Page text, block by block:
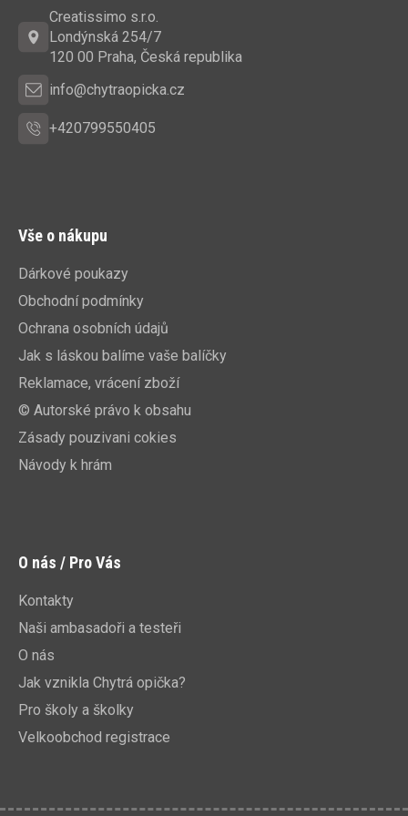
Creatissimo s.r.o.
Londýnská 254/7
120 00 Praha, Česká republika
info@chytraopicka.cz
+420799550405
Vše o nákupu
Dárkové poukazy
Obchodní podmínky
Ochrana osobních údajů
Jak s láskou balíme vaše balíčky
Reklamace, vrácení zboží
© Autorské právo k obsahu
Zásady pouzivani cokies
Návody k hrám
O nás / Pro Vás
Kontakty
Naši ambasadoři a testeři
O nás
Jak vznikla Chytrá opička?
Pro školy a školky
Velkoobchod registrace